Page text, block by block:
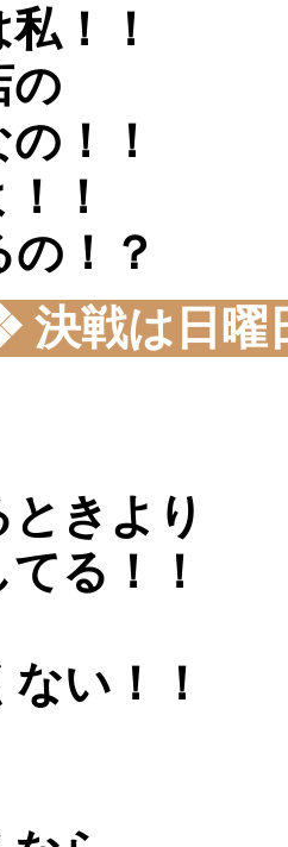
！！
の
！！
！
！？
決戦は日曜
きより
る！！
い！！